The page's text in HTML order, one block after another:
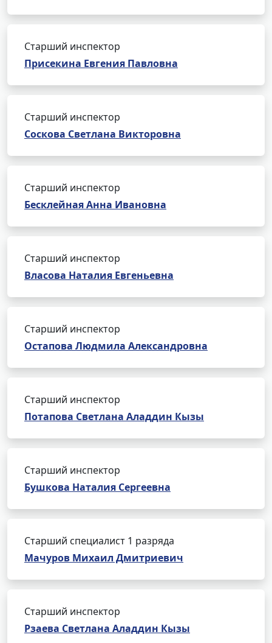
Старший инспектор
Присекина Евгения Павловна
Старший инспектор
Соскова Светлана Викторовна
Старший инспектор
Бесклейная Анна Ивановна
Старший инспектор
Власова Наталия Евгеньевна
Старший инспектор
Остапова Людмила Александровна
Старший инспектор
Потапова Светлана Аладдин Кызы
Старший инспектор
Бушкова Наталия Сергеевна
Старший специалист 1 разряда
Мачуров Михаил Дмитриевич
Старший инспектор
Рзаева Светлана Аладдин Кызы